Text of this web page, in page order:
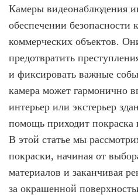
Камеры видеонаблюдения
обеспечении безопасности
коммерческих объектов.
предотвратить
и фиксировать важные
камера может гармонично
интерьер или экстерьер
помощь приходит покраска
В этой статье мы
покраски, начиная от
материалов и заканчивая
за окрашенной